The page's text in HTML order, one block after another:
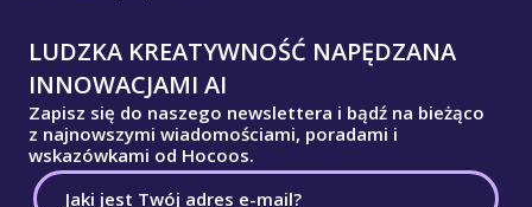
LUDZKA KREATYWNOŚĆ NAPĘDZANA
INNOWACJAMI AI
Zapisz się do naszego newslettera i bądź na bieżąco
z najnowszymi wiadomościami, poradami i
wskazówkami od Hocoos.